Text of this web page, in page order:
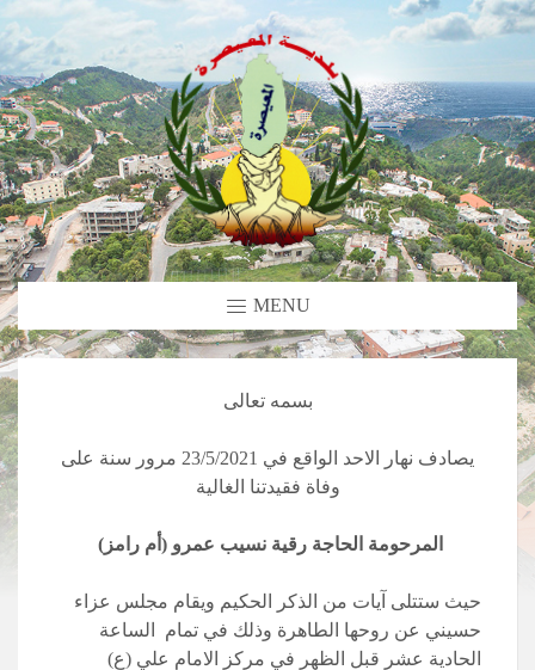
MENU
بسمه تعالى
يصادف نهار الاحد الواقع في 23/5/2021 مرور سنة على
وفاة فقيدتنا الغالية
المرحومة الحاجة رقية نسيب عمرو (أم رامز)
حيث ستتلى آيات من الذكر الحكيم ويقام مجلس عزاء
حسيني عن روحها الطاهرة وذلك في تمام الساعة
الحادية عشر قبل الظهر في مركز الامام علي (ع)